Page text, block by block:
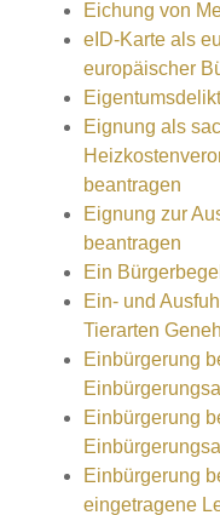
Eichung von
eID-Karte als
europäischer
Eignung als
beantragen
Eignung zur
beantragen
Ein
Ein- und
Tierarten
Einbürgerung
Einbürgerung
Einbürgerung
eingetragene